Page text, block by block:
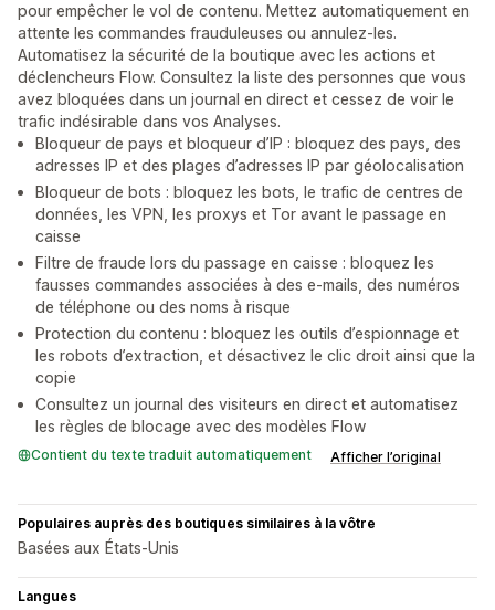
pour empêcher le vol de contenu. Mettez automatiquement en
attente les commandes frauduleuses ou annulez-les.
Automatisez la sécurité de la boutique avec les actions et
déclencheurs Flow. Consultez la liste des personnes que vous
avez bloquées dans un journal en direct et cessez de voir le
trafic indésirable dans vos Analyses.
Bloqueur de pays et bloqueur d’IP : bloquez des pays, des
adresses IP et des plages d’adresses IP par géolocalisation
Bloqueur de bots : bloquez les bots, le trafic de centres de
données, les VPN, les proxys et Tor avant le passage en
caisse
Filtre de fraude lors du passage en caisse : bloquez les
fausses commandes associées à des e-mails, des numéros
de téléphone ou des noms à risque
Protection du contenu : bloquez les outils d’espionnage et
les robots d’extraction, et désactivez le clic droit ainsi que la
copie
Consultez un journal des visiteurs en direct et automatisez
les règles de blocage avec des modèles Flow
Contient du texte traduit automatiquement Afficher l’original
Populaires auprès des boutiques similaires à la vôtre
Basées aux États-Unis
Langues